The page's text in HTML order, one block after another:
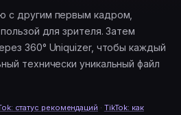
с другим первым кадром,
для зрителя. Затем
360° Uniquizer, чтобы каждый
технически уникальный файл
статус рекомендаций · TikTok: как